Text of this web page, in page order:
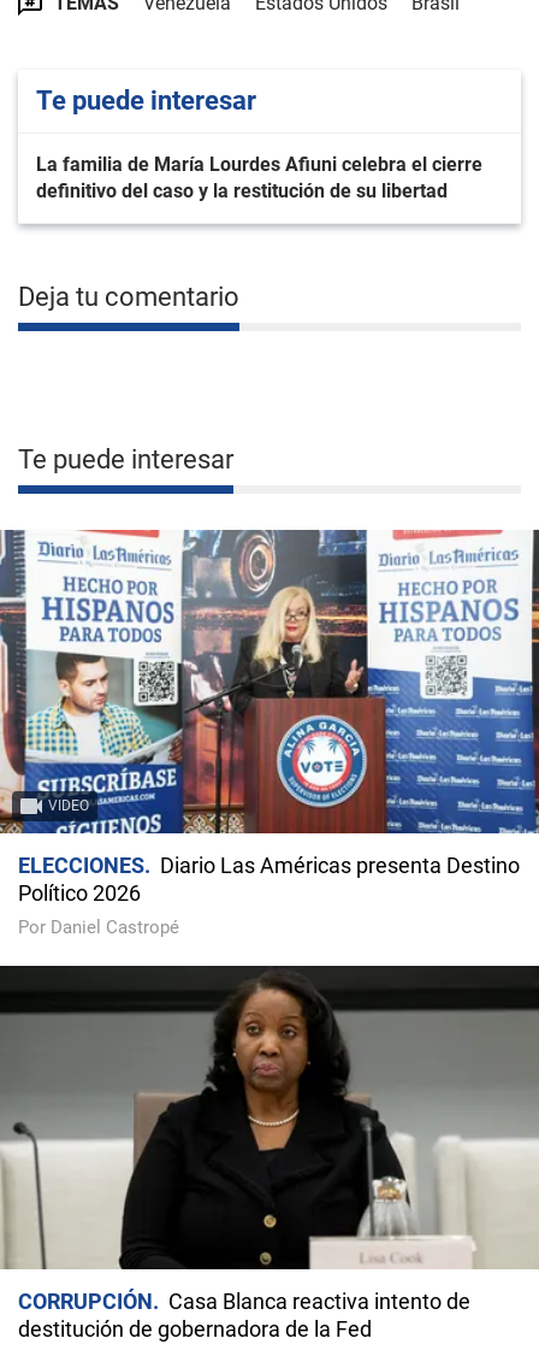
Te puede interesar
La familia de María Lourdes Afiuni celebra el cierre
definitivo del caso y la restitución de su libertad
Deja tu comentario
Te puede interesar
VIDEO
ELECCIONES
Diario Las Américas presenta Destino
Político 2026
Por Daniel Castropé
CORRUPCIÓN
Casa Blanca reactiva intento de
destitución de gobernadora de la Fed